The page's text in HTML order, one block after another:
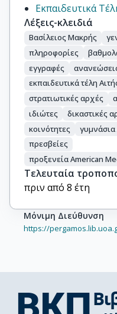
Εκπαιδευτικά
Λέξεις-κλειδιά
Βασίλειος Μακρής
πληροφορίες
εγγραφές
εκπαιδευτικά τέλη
στρατιωτικές αρχές
ιδιώτες
δικαστικές
κοινότητες
γυμνάσια
πρεσβείες
προξενεία American
Τελευταία
πριν από 8 έτη
Μόνιμη Διεύθυνση
https://